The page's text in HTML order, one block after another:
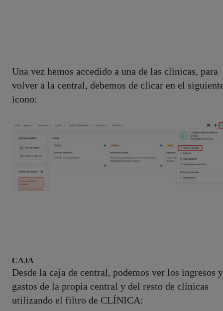
Una vez hemos accedido a una de las clínicas, para
volver a la central, debemos de clicar en el
icono:
CAJA
Desde la caja de central, podemos ver los ingresos y
gastos de la propia central y del resto de clínicas
utilizando el filtro de CLÍNICA: